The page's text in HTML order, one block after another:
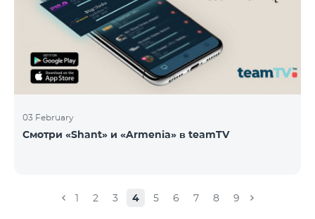
Буркина-Фасо, Кабо-Верде, Куба, Эквоториальная
Гвинея, Эфиопия, Гамбия, Гвинея, Мадага
03 February
Смотри «Shant» и «Armenia» в teamTV
1 2 3 4 5 6 7 8 9